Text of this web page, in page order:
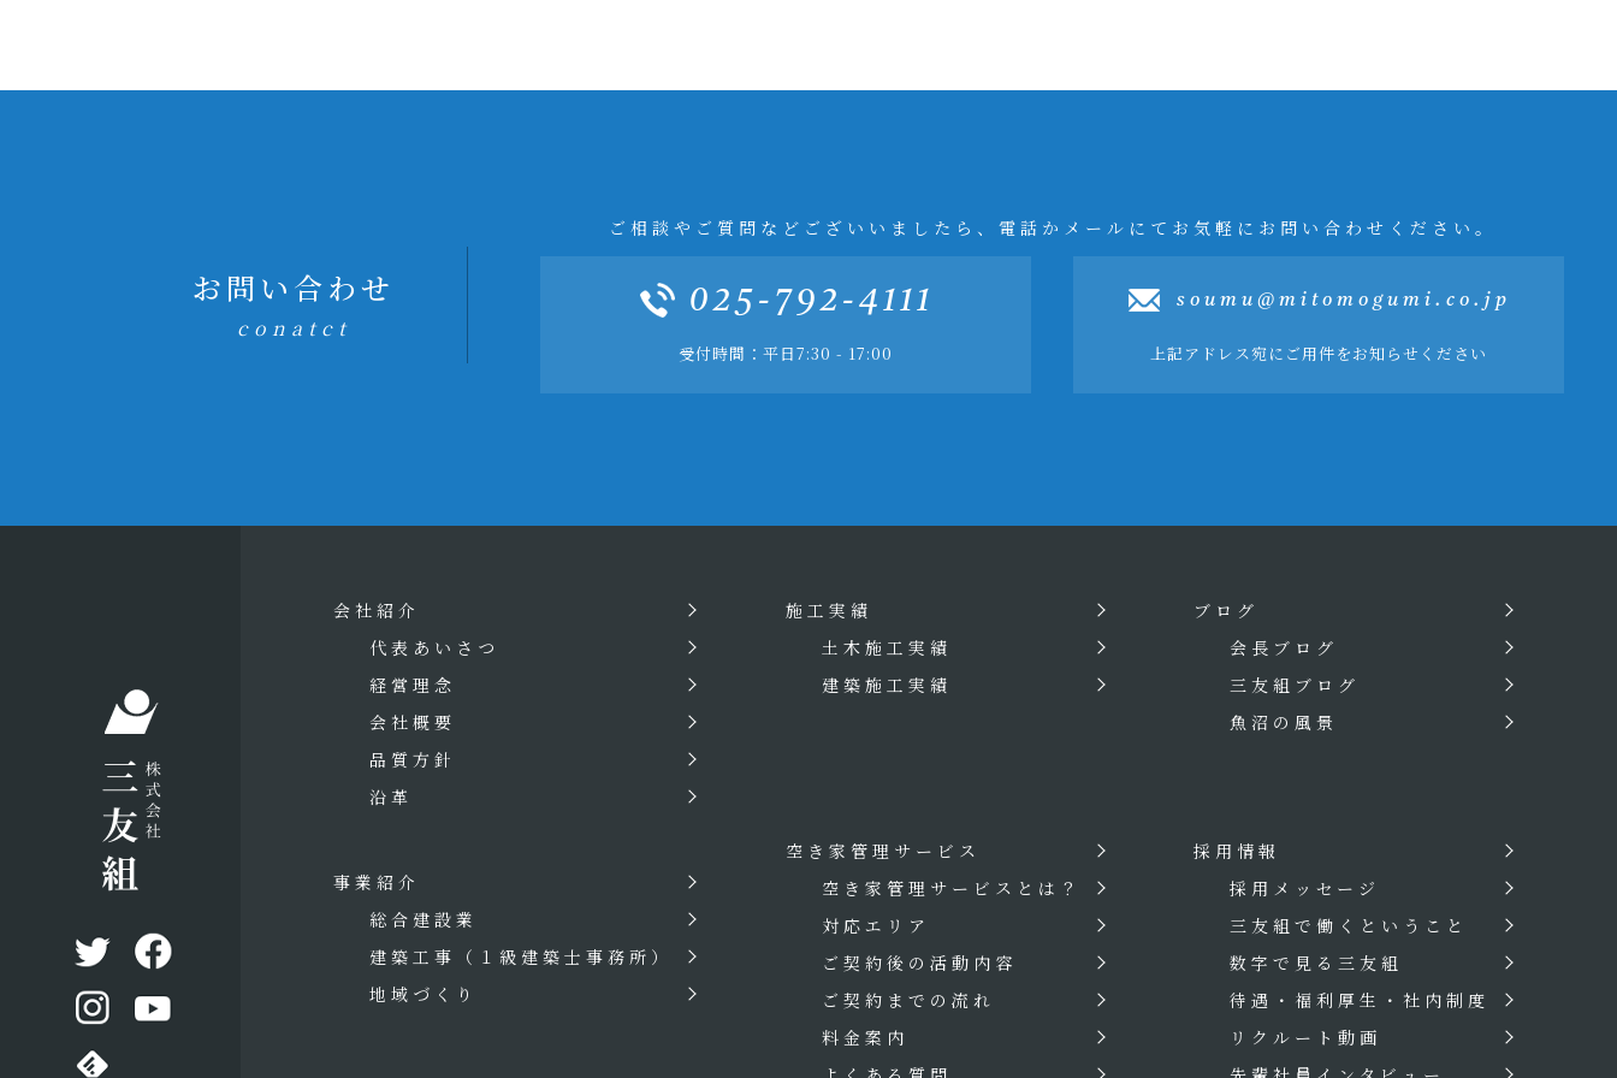
お問い合わせ
conatct
ご相談やご質問などございいましたら、電話かメールにてお気軽にお問い合わせください。
025-792-4111
受付時間：平日7:30 - 17:00
soumu@mitomogumi.co.jp
上記アドレス宛にご用件をお知らせください
会社紹介
代表あいさつ
経営理念
会社概要
品質方針
沿革
事業紹介
総合建設業
建築工事
（１級建築士事務所）
地域づくり
施工実績
土木施工実績
建築施工実績
空き家管理サービス
空き家管理サービスとは？
対応エリア
ご契約後の活動内容
ご契約までの流れ
料金案内
ブログ
会長ブログ
三友組ブログ
魚沼の風景
採用情報
採用メッセージ
三友組で働くということ
数字で見る三友組
待遇・福利厚生・社内制度
リクルート動画